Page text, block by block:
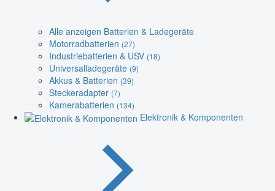
Alle anzeigen Batterien & Ladegeräte
Motorradbatterien (27)
Industriebatterien & USV (18)
Universalladegeräte (9)
Akkus & Batterien (39)
Steckeradapter (7)
Kamerabatterien (134)
Elektronik & Komponenten